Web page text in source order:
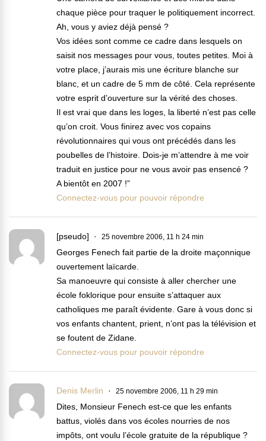
chaque pièce pour traquer le politiquement incorrect.
Ah, vous y aviez déjà pensé ?
Vos idées sont comme ce cadre dans lesquels on
saisit nos messages pour vous, toutes petites. Moi à
votre place, j’aurais mis une écriture blanche sur
blanc, et un cadre de 5 mm de côté. Cela représente
votre esprit d’ouverture sur la vérité des choses.
Il est vrai que dans les loges, la liberté n’est pas celle
qu’on croit. Vous finirez avec vos copains
révolutionnaires qui vous ont précédés dans les
poubelles de l’histoire. Dois-je m’attendre à me voir
traduit en justice pour ne vous avoir pas ensencé ?
A bientôt en 2007 !”
Connectez-vous pour pouvoir répondre
[pseudo] 25 novembre 2006, 11 h 24 min
Georges Fenech fait partie de la droite maçonnique
ouvertement laïcarde.
Sa manoeuvre qui consiste à aller chercher une
école foklorique pour ensuite s’attaquer aux
catholiques me paraît évidente. Gare à vous donc si
vos enfants chantent, prient, n’ont pas la télévision et
se foutent de Zidane.
Connectez-vous pour pouvoir répondre
Denis Merlin 25 novembre 2006, 11 h 29 min
Dites, Monsieur Fenech est-ce que les enfants
battus, violés dans vos écoles nourries de nos
impôts, ont voulu l’école gratuite de la république ?